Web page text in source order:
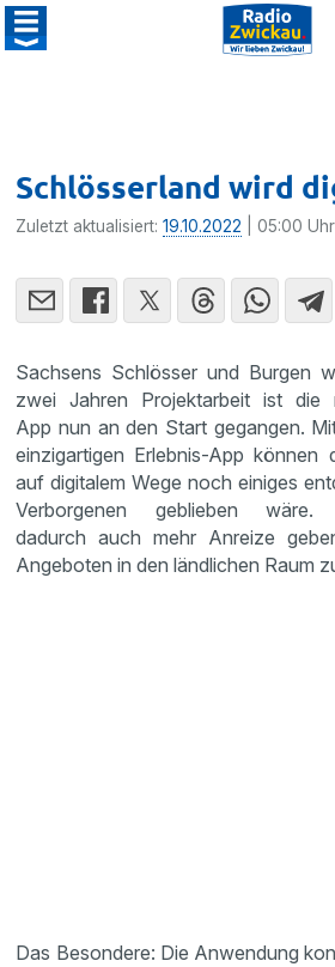
Schlösserland wird
Zuletzt aktualisiert:19.10.2022 | 05:00 Uhr
Sachsens Schlösser und Burgen
zwei Jahren Projektarbeit ist die
App nun an den Start gegangen.
einzigartigen Erlebnis-App
auf digitalem Wege noch einiges
Verborgenen geblieben
dadurch auch mehr Anreize
Angeboten in den ländlichen Raum
Das Besondere: Die Anwendung